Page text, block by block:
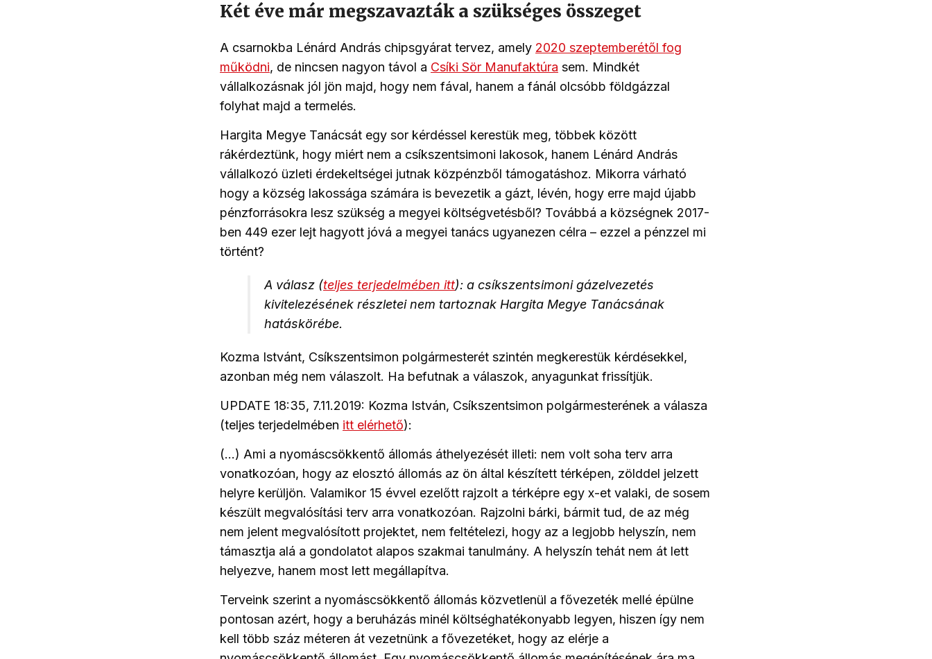
Két éve már megszavazták a szükséges összeget
A csarnokba Lénárd András chipsgyárat tervez, amely 2020 szeptemberétől fog
működni, de nincsen nagyon távol a Csíki Sör Manufaktúra sem. Mindkét
vállalkozásnak jól jön majd, hogy nem fával, hanem a fánál olcsóbb földgázzal
folyhat majd a termelés.
Hargita Megye Tanácsát egy sor kérdéssel kerestük meg, többek között
rákérdeztünk, hogy miért nem a csíkszentsimoni lakosok, hanem Lénárd András
vállalkozó üzleti érdekeltségei jutnak közpénzből támogatáshoz. Mikorra várható
hogy a község lakossága számára is bevezetik a gázt, lévén, hogy erre majd újabb
pénzforrásokra lesz szükség a megyei költségvetésből? Továbbá a községnek 2017-
ben 449 ezer lejt hagyott jóvá a megyei tanács ugyanezen célra – ezzel a pénzzel mi
történt?
A válasz (teljes terjedelmében itt): a csíkszentsimoni gázelvezetés
kivitelezésének részletei nem tartoznak Hargita Megye Tanácsának
hatáskörébe.
Kozma Istvánt, Csíkszentsimon polgármesterét szintén megkerestük kérdésekkel,
azonban még nem válaszolt. Ha befutnak a válaszok, anyagunkat frissítjük.
UPDATE 18:35, 7.11.2019: Kozma István, Csíkszentsimon polgármesterének a válasza
(teljes terjedelmében itt elérhető):
(…) Ami a nyomáscsökkentő állomás áthelyezését illeti: nem volt soha terv arra
vonatkozóan, hogy az elosztó állomás az ön által készített térképen, zölddel jelzett
helyre kerüljön. Valamikor 15 évvel ezelőtt rajzolt a térképre egy x-et valaki, de sosem
készült megvalósítási terv arra vonatkozóan. Rajzolni bárki, bármit tud, de az még
nem jelent megvalósított projektet, nem feltételezi, hogy az a legjobb helyszín, nem
támasztja alá a gondolatot alapos szakmai tanulmány. A helyszín tehát nem át lett
helyezve, hanem most lett megállapítva.
Terveink szerint a nyomáscsökkentő állomás közvetlenül a fővezeték mellé épülne
pontosan azért, hogy a beruházás minél költséghatékonyabb legyen, hiszen így nem
kell több száz méteren át vezetnünk a fővezetéket, hogy az elérje a